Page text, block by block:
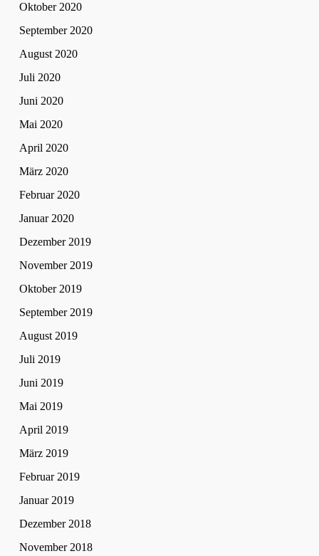
Oktober 2020
September 2020
August 2020
Juli 2020
Juni 2020
Mai 2020
April 2020
März 2020
Februar 2020
Januar 2020
Dezember 2019
November 2019
Oktober 2019
September 2019
August 2019
Juli 2019
Juni 2019
Mai 2019
April 2019
März 2019
Februar 2019
Januar 2019
Dezember 2018
November 2018